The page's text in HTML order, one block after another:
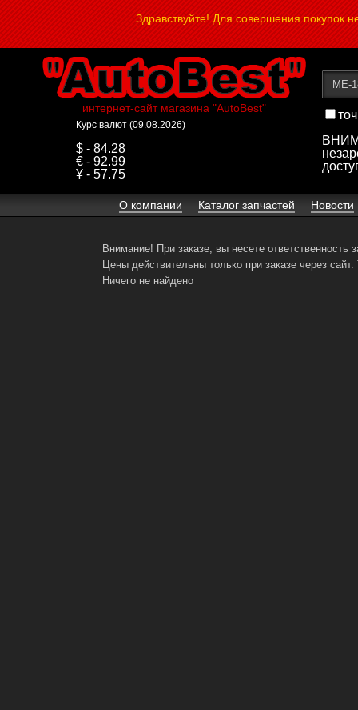
Здравствуйте! Для совершения покупок
интернет-сайт магазина "AutoBest"
Курс валют (09.08.2026)
$ - 84.28
€ - 92.99
¥ - 57.75
О компании Каталог запчастей Новости
Внимание! При заказе, вы несете ответственность
Цены действительны только при заказе через сайт.
Ничего не найдено